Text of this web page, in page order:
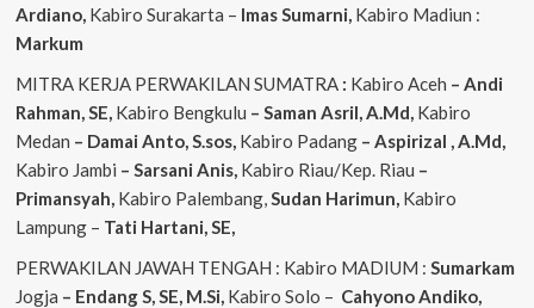
Ardiano, Kabiro Surakarta – ImasSumarni, Kabiro Madiun :
Markum
MITRA KERJA PERWAKILAN SUMATRA : Kabiro Aceh – Andi
Rahman, SE, Kabiro Bengkulu – Saman Asril, A.Md, Kabiro
Medan – Damai Anto, S.sos, Kabiro Padang– Aspirizal , A.Md,
Kabiro Jambi – Sarsani Anis, Kabiro Riau/Kep. Riau –
Primansyah, Kabiro Palembang,Sudan Harimun, Kabiro
Lampung – Tati Hartani, SE,
PERWAKILAN JAWAH TENGAH : Kabiro MADIUM : Sumarkam
Jogja – Endang S, SE, M.Si, Kabiro Solo – CahyonoAndiko,